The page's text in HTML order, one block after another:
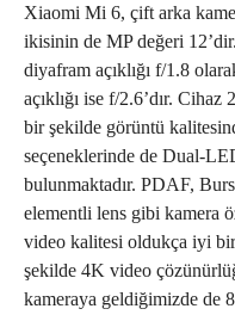
Xiaomi Mi 6, çift arka
ikisinin de MP değeri
diyafram açıklığı f/1.8
açıklığı ise f/2.6’dır.
bir şekilde görüntü
seçeneklerinde de Dual-
bulunmaktadır. PDAF,
elementli lens gibi kamera
video kalitesi oldukça iyi
şekilde 4K video
kameraya geldiğimizde de